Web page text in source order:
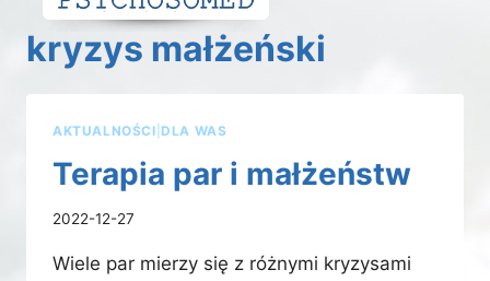
kryzys małżeński
AKTUALNOŚCI |DLA WAS
Terapia par i małżeństw
2022-12-27
Wiele par mierzy się z różnymi kryzysami